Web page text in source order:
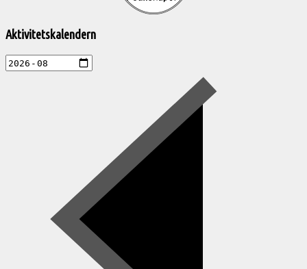
Aktivitetskalendern